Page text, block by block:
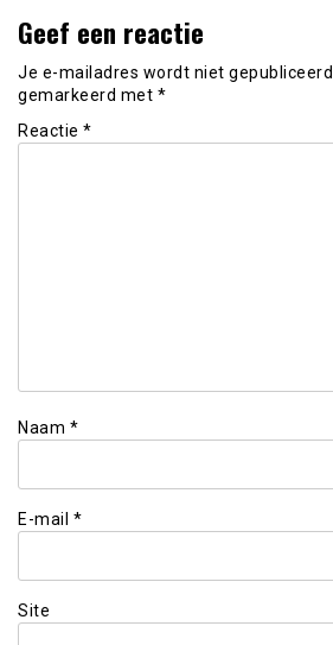
Geef een reactie
Je e-mailadres wordt niet gepubliceerd.
gemarkeerd met *
Reactie *
Naam *
E-mail *
Site